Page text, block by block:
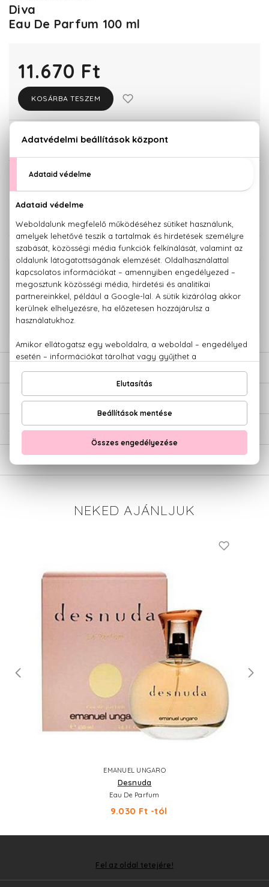
Diva
Eau De Parfum 100 ml
11.670 Ft
KOSÁRBA TESZEM
KISZERELÉS KIVÁLASZTÁSA
KAPCSOLÓDÓ TERMÉKEK
100% eredeti termékek,14 napos visszaküldési garanciával
Kérdésed van, elakadtál? Hívd ügyfélszolgálatunkat: +36 20
779 1926
ÉRTÉKELÉSEK (0)
SZÁLLÍTÁS
NEKED AJÁNLJUK
EMANUEL UNGARO
Desnuda
Eau De Parfum
9.030 Ft -tól
Fel az oldal tetejére!